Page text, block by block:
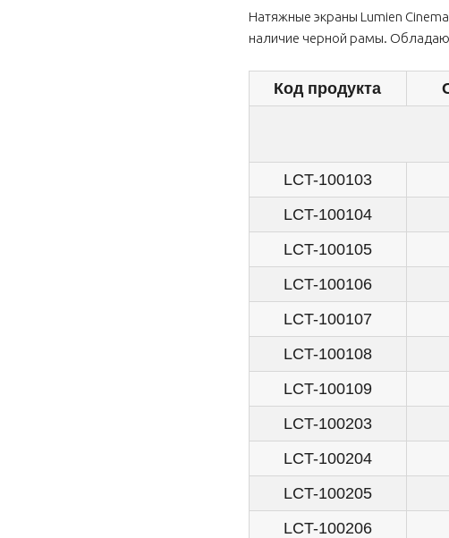
Натяжные экраны Lumien
наличие черной рамы.
Код продукта
LCT-100103
LCT-100104
LCT-100105
LCT-100106
LCT-100107
LCT-100108
LCT-100109
LCT-100203
LCT-100204
LCT-100205
LCT-100206